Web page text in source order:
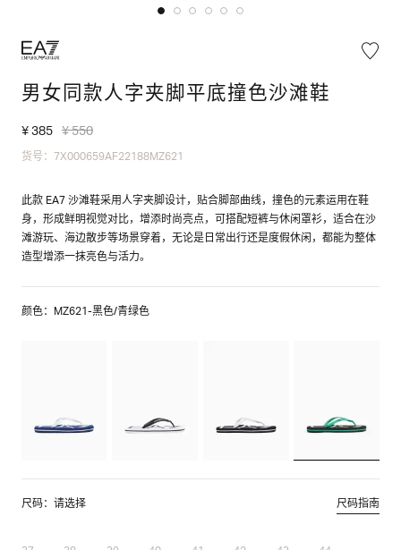
男女同款人字夹脚平底撞色沙滩鞋
¥ 385 ¥ 550
货号：7X000659AF22188MZ621
此款 EA7 沙滩鞋采用人字夹脚设计，贴合脚部曲线，撞色的元素运用在鞋
身，形成鲜明视觉对比，增添时尚亮点，可搭配短裤与休闲罩衫，适合在沙
滩游玩、海边散步等场景穿着，无论是日常出行还是度假休闲，都能为整体
造型增添一抹亮色与活力。
颜色：MZ621-黑色/青绿色
尺码：请选择 尺码指南